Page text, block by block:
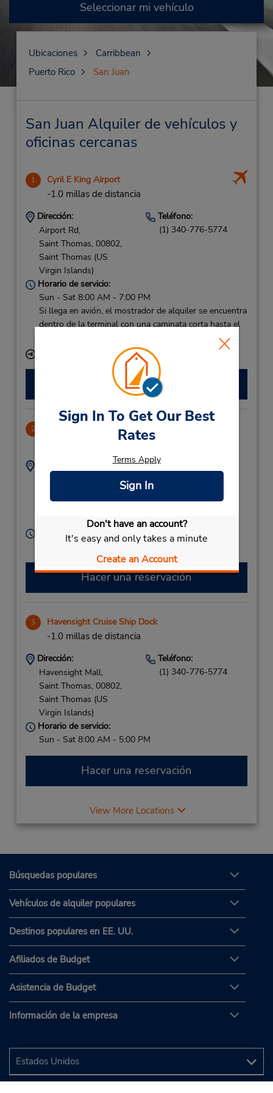
Sign In To Get Our Best
Rates
Terms Apply
Sign In
Don't have an account?
It's easy and only takes a minute
Create an Account
Seleccionar mi vehículo
Ubicaciones
Carribbean
Puerto Rico
San Juan
San Juan Alquiler de vehículos y
oficinas cercanas
1 Cyril E King Airport
-1.0 millas de distancia
Dirección:
Airport Rd,
Saint Thomas, 00802,
Saint Thomas (US
Virgin Islands)
Teléfono:
(1) 340-776-5774
Horario de servicio:
Sun - Sat 8:00 AM - 7:00 PM
Si llega en avión, el mostrador de alquiler se encuentra
dentro de la terminal con una caminata corta hasta el
Ubicación para depositar llaves
Hacer una reservación
2
-1.0 millas de distancia
Dirección:
Virgin Islands)
Teléfono:
Horario de servicio:
Sun - Sat 8:00 AM - 5:00 PM
Hacer una reservación
3 Havensight Cruise Ship Dock
-1.0 millas de distancia
Dirección:
Havensight Mall,
Saint Thomas, 00802,
Saint Thomas (US
Virgin Islands)
Teléfono:
(1) 340-776-5774
Horario de servicio:
Sun - Sat 8:00 AM - 5:00 PM
Hacer una reservación
View More Locations
Búsquedas populares
Vehículos de alquiler populares
Destinos populares en EE. UU.
Afiliados de Budget
Asistencia de Budget
Información de la empresa